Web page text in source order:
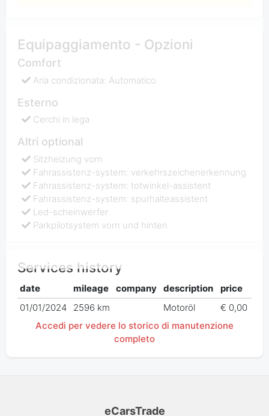
Equipaggiamento - Opzioni
Comfort
Aria condizionata: Automatico
Esterno
Cerchi in lega
Altri optional
Sitzheizung vorn
Fahrassistenz-system: verkehrszeichenerkennung
Fahrassistenz-system: totwinkel-assistent
Fahrassistenz-system: spurhalteassistent
Led-scheinwerfer
Parkpilotsystem vorn und hinten
Services history
date mileage company description
price
01/01/2024
2596 km Motoröl
€ 0,00
Accedi per vedere lo storico di manutenzione
completo
eCarsTrade